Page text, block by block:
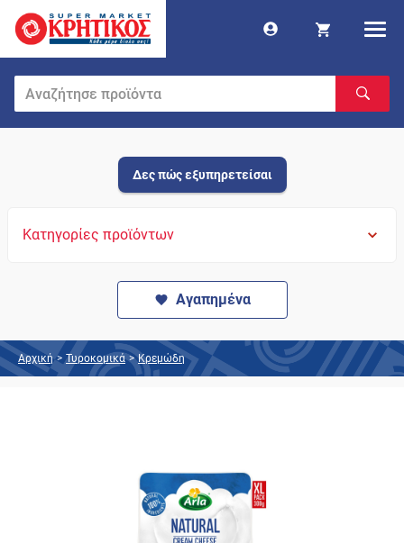
Δες πώς εξυπηρετείσαι
Κατηγορίες προϊόντων
Αγαπημένα
Αρχική > Τυροκομικά > Κρεμώδη